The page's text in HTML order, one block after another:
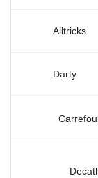
Alltricks
Darty